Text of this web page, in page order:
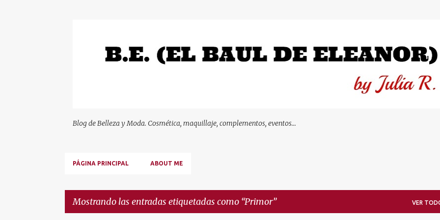
Blog de Belleza y Moda. Cosmética, maquillaje, complementos, eventos...
PÁGINA PRINCIPAL ABOUT ME
Mostrando las entradas etiquetadas como Primor VER